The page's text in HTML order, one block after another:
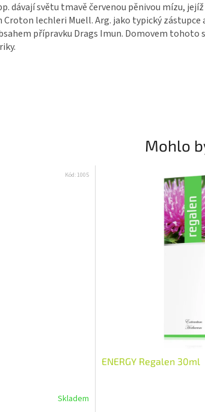
dávají světu tmavě červenou pěnivou mízu,
lechleri Muell. Arg. jako typický zástupce
přípravku Drags Imun. Domovem tohoto
Mohlo
Skladem
Kód: 1005
ENERGY Regalen 30ml
Přihlašte